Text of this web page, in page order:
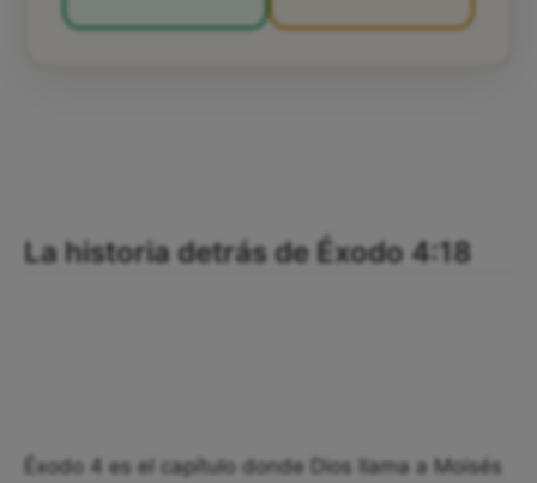
La historia detrás de Éxodo 4:18
Éxodo 4 es el capítulo donde Dios llama a Moisés